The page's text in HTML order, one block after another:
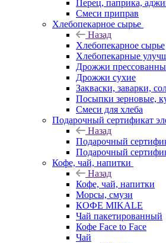
Перец, паприка,
Смеси приправ
Хлебопекарное сырье
Назад
Хлебопекарное сырье
Хлебопекарные
Дрожжи
Дрожжи сухие
Закваски, заварки,
Посыпки зерновые,
Смеси для хлеба
Подарочный сертификат
Назад
Подарочный
Подарочный
Кофе, чай, напитки
Назад
Кофе, чай, напитки
Морсы, смузи
КОФЕ MIKALE
Чай пакетированный
Кофе Face to Face
Чай